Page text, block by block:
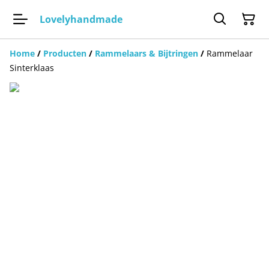
Lovelyhandmade
Home / Producten / Rammelaars & Bijtringen / Rammelaar
Sinterklaas